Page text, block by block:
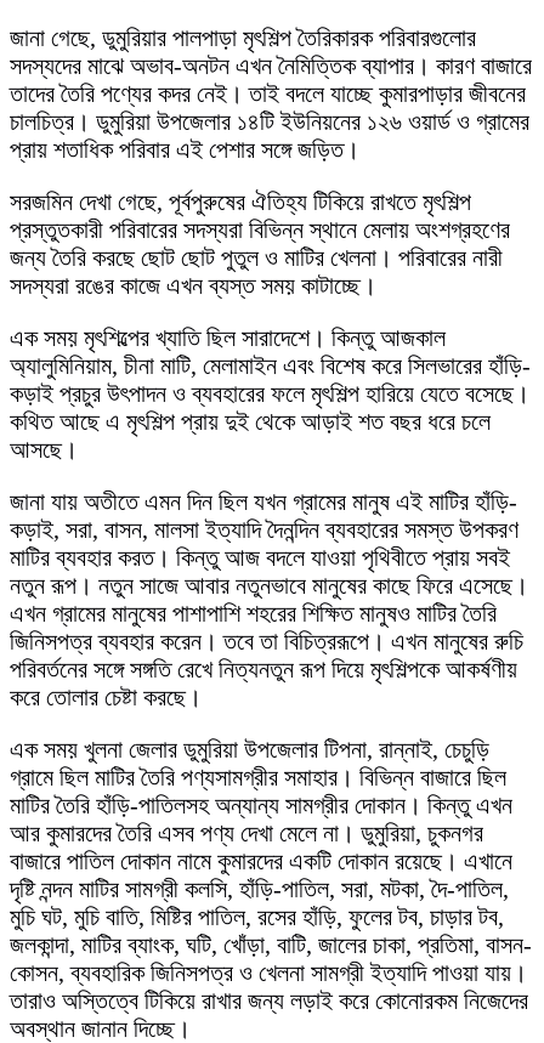
জানা গেছে, ডুমুরিয়ার পালপাড়া মৃৎশিল্প তৈরিকারক পরিবারগুলোর
সদস্যদের মাঝে অভাব-অনটন এখন নৈমিত্তিক ব্যাপার। কারণ বাজারে
তাদের তৈরি পণ্যের কদর নেই। তাই বদলে যাচ্ছে কুমারপাড়ার জীবনের
চালচিত্র। ডুমুরিয়া উপজেলার ১৪টি ইউনিয়নের ১২৬ ওয়ার্ড ও গ্রামের
প্রায় শতাধিক পরিবার এই পেশার সঙ্গে জড়িত।
সরজমিন দেখা গেছে, পূর্বপুরুষের ঐতিহ্য টিকিয়ে রাখতে মৃৎশিল্প
প্রস্তুতকারী পরিবারের সদস্যরা বিভিন্ন স্থানে মেলায় অংশগ্রহণের
জন্য তৈরি করছে ছোট ছোট পুতুল ও মাটির খেলনা। পরিবারের নারী
সদস্যরা রঙের কাজে এখন ব্যস্ত সময় কাটাচ্ছে।
এক সময় মৃৎশিল্পের খ্যাতি ছিল সারাদেশে। কিন্তু আজকাল
অ্যালুমিনিয়াম, চীনা মাটি, মেলামাইন এবং বিশেষ করে সিলভারের হাঁড়ি-
কড়াই প্রচুর উৎপাদন ও ব্যবহারের ফলে মৃৎশিল্প হারিয়ে যেতে বসেছে।
কথিত আছে এ মৃৎশিল্প প্রায় দুই থেকে আড়াই শত বছর ধরে চলে
আসছে।
জানা যায় অতীতে এমন দিন ছিল যখন গ্রামের মানুষ এই মাটির হাঁড়ি-
কড়াই, সরা, বাসন, মালসা ইত্যাদি দৈনন্দিন ব্যবহারের সমস্ত উপকরণ
মাটির ব্যবহার করত। কিন্তু আজ বদলে যাওয়া পৃথিবীতে প্রায় সবই
নতুন রূপ। নতুন সাজে আবার নতুনভাবে মানুষের কাছে ফিরে এসেছে।
এখন গ্রামের মানুষের পাশাপাশি শহরের শিক্ষিত মানুষও মাটির তৈরি
জিনিসপত্র ব্যবহার করেন। তবে তা বিচিত্ররূপে। এখন মানুষের রুচি
পরিবর্তনের সঙ্গে সঙ্গতি রেখে নিত্যনতুন রূপ দিয়ে মৃৎশিল্পকে আকর্ষণীয়
করে তোলার চেষ্টা করছে।
এক সময় খুলনা জেলার ডুমুরিয়া উপজেলার টিপনা, রান্নাই, চেচুড়ি
গ্রামে ছিল মাটির তৈরি পণ্যসামগ্রীর সমাহার। বিভিন্ন বাজারে ছিল
মাটির তৈরি হাঁড়ি-পাতিলসহ অন্যান্য সামগ্রীর দোকান। কিন্তু এখন
আর কুমারদের তৈরি এসব পণ্য দেখা মেলে না। ডুমুরিয়া, চুকনগর
বাজারে পাতিল দোকান নামে কুমারদের একটি দোকান রয়েছে। এখানে
দৃষ্টি নন্দন মাটির সামগ্রী কলসি, হাঁড়ি-পাতিল, সরা, মটকা, দৈ-পাতিল,
মুচি ঘট, মুচি বাতি, মিষ্টির পাতিল, রসের হাঁড়ি, ফুলের টব, চাড়ার টব,
জলকান্দা, মাটির ব্যাংক, ঘটি, খোঁড়া, বাটি, জালের চাকা, প্রতিমা, বাসন-
কোসন, ব্যবহারিক জিনিসপত্র ও খেলনা সামগ্রী ইত্যাদি পাওয়া যায়।
তারাও অস্তিত্বে টিকিয়ে রাখার জন্য লড়াই করে কোনোরকম নিজেদের
অবস্থান জানান দিচ্ছে।